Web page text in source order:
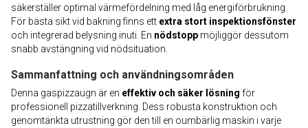
säkerställer optimal värmefördelning med låg energiförbrukning.
För bästa sikt vid bakning finns ett extra stort inspektionsfönster
och integrerad belysning inuti. En nödstopp möjliggör dessutom
snabb avstängning vid nödsituation.
Sammanfattning och användningsområden
Denna gaspizzaugn är en effektiv och säker lösning för
professionell pizzatillverkning. Dess robusta konstruktion och
genomtänkta utrustning gör den till en oumbärlig maskin i varje